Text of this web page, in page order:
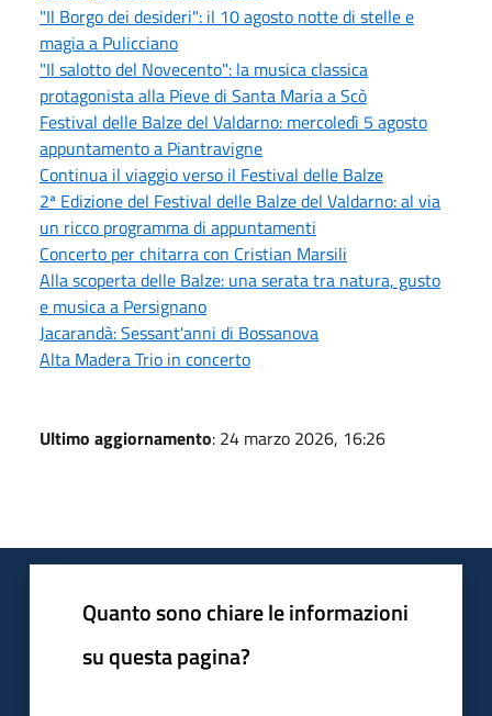
"Il Borgo dei desideri": il 10 agosto notte di stelle e
magia a Pulicciano
"Il salotto del Novecento": la musica classica
protagonista alla Pieve di Santa Maria a Scò
Festival delle Balze del Valdarno: mercoledì 5 agosto
appuntamento a Piantravigne
Continua il viaggio verso il Festival delle Balze
2ª Edizione del Festival delle Balze del Valdarno: al via
un ricco programma di appuntamenti
Concerto per chitarra con Cristian Marsili
Alla scoperta delle Balze: una serata tra natura, gusto
e musica a Persignano
Jacarandà: Sessant'anni di Bossanova
Alta Madera Trio in concerto
Ultimo aggiornamento: 24 marzo 2026, 16:26
Quanto sono chiare le informazioni
su questa pagina?